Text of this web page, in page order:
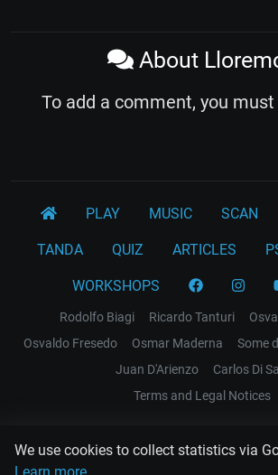
We use cookies to collect statistics via
About
To add a comment, you must
PLAY MUSIC SCAN
TANDA QUIZ ARTICLES
WORKSHOPS
Rodolfo Biagi Ricardo Tanturi
Osvaldo Fresedo
Osmar Maderna
Some
Juan D'Arienzo
Carlos Di
Terms and Legal Notices
EL RECODO TANGO